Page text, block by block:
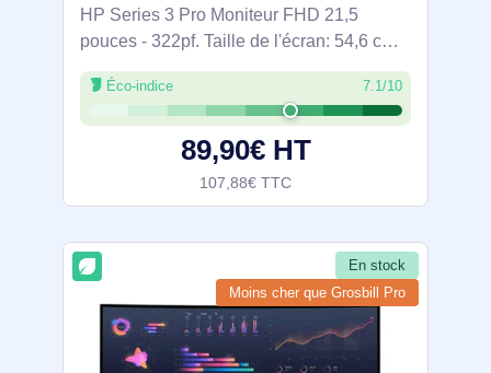
HP Series 3 Pro Moniteur FHD 21,5
pouces - 322pf. Taille de l'écran: 54,6 cm
(21.5"), Résolution de l'écran: 1920 x 1080
pixels, Type HD: Full HD, Technologie
d'affichage: LCD, Surface d'affichage:
Éco-indice 7.1/10
89,90€ HT
107,88€ TTC
En stock
Moins cher que Grosbill Pro